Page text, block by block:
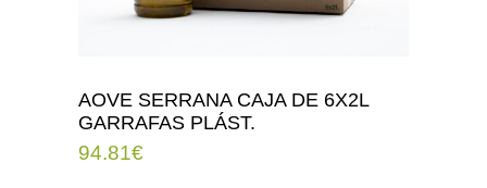
AOVE SERRANA CAJA DE 6X2L
GARRAFAS PLÁST.
94.81€